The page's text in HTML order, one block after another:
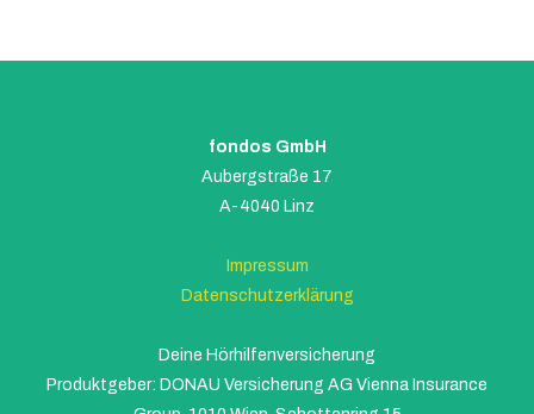
fondos GmbH
Aubergstraße 17
A-4040 Linz
Impressum
Datenschutzerklärung
Deine Hörhilfenversicherung
Produktgeber: DONAU Versicherung AG Vienna Insurance